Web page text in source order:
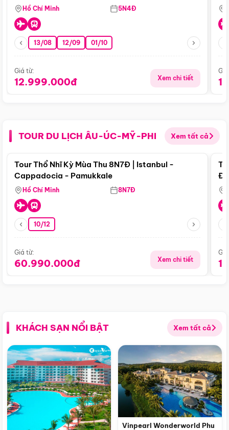
Hồ Chí Minh 5N4Đ
13/08 12/09 01/10
Giá từ:
12.999.000đ Xem chi tiết
TOUR DU LỊCH ÂU-ÚC-MỸ-PHI Xem tất cả
Điểm nổi bật
Tour Thổ Nhĩ Kỳ Mùa Thu 8N7Đ | Istanbul -
Cappadocia - Pamukkale
Hồ Chí Minh 8N7Đ
10/12
Giá từ:
60.990.000đ Xem chi tiết
KHÁCH SẠN NỔI BẬT Xem tất cả
Vinpearl Wonderworld Phu